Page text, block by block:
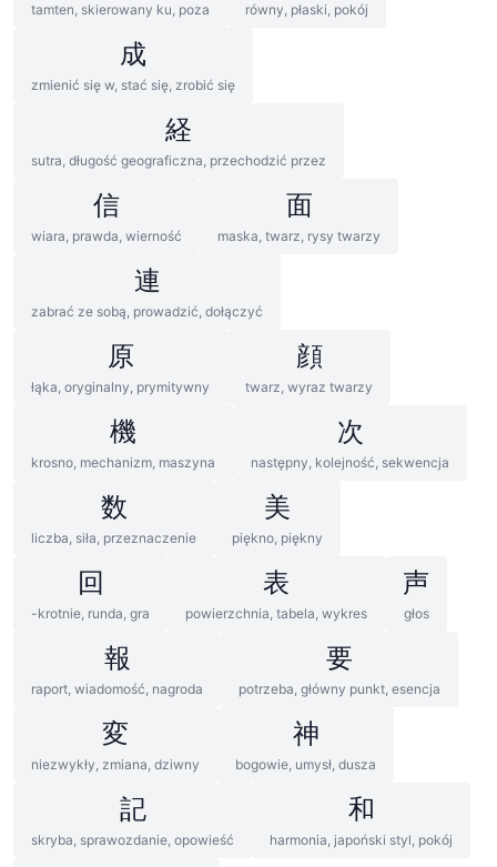
tamten, skierowany ku, poza równy, płaski, pokój
成
zmienić się w, stać się, zrobić się
経
sutra, długość geograficzna, przechodzić przez
信
wiara, prawda, wierność
面
maska, twarz, rysy twarzy
連
zabrać ze sobą, prowadzić, dołączyć
原
łąka, oryginalny, prymitywny
顔
twarz, wyraz twarzy
機
krosno, mechanizm, maszyna
次
następny, kolejność, sekwencja
数
liczba, siła, przeznaczenie
美
piękno, piękny
回
-krotnie, runda, gra
表
powierzchnia, tabela, wykres
声
głos
報
raport, wiadomość, nagroda
要
potrzeba, główny punkt, esencja
変
niezwykły, zmiana, dziwny
神
bogowie, umysł, dusza
記
skryba, sprawozdanie, opowieść
和
harmonia, japoński styl, pokój